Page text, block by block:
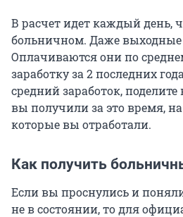
В расчет идет каждый день,
больничном. Даже
Оплачиваются они по
заработку за 2 последних
средний заработок,
вы получили за это время,
которые вы отработали.
Как получить
Если вы проснулись и
не в состоянии, то для